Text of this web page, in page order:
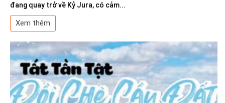
đang quay trở về Kỷ Jura, có cảm...
Xem thêm